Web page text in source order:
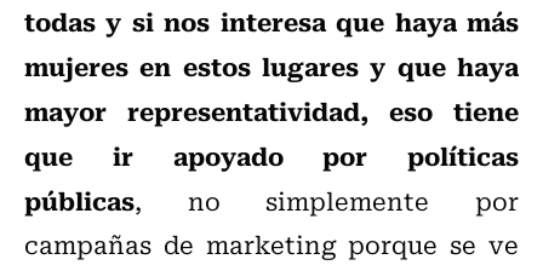
todas y si nos interesa que haya más
mujeres en estos lugares y que haya
mayor representatividad, eso tiene
que ir apoyado por políticas
públicas, no simplemente por
campañas de marketing porque se ve